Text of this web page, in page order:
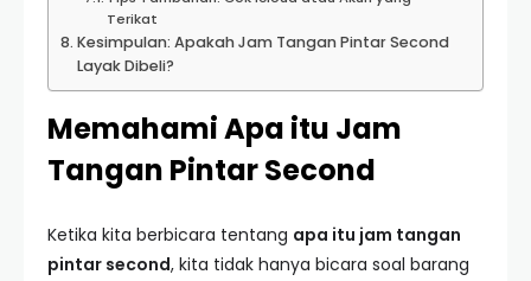
Terikat
Kesimpulan: Apakah Jam Tangan Pintar Second
Layak Dibeli?
Memahami Apa itu Jam
Tangan Pintar Second
Ketika kita berbicara tentang apa itu jam tangan
pintar second, kita tidak hanya bicara soal barang